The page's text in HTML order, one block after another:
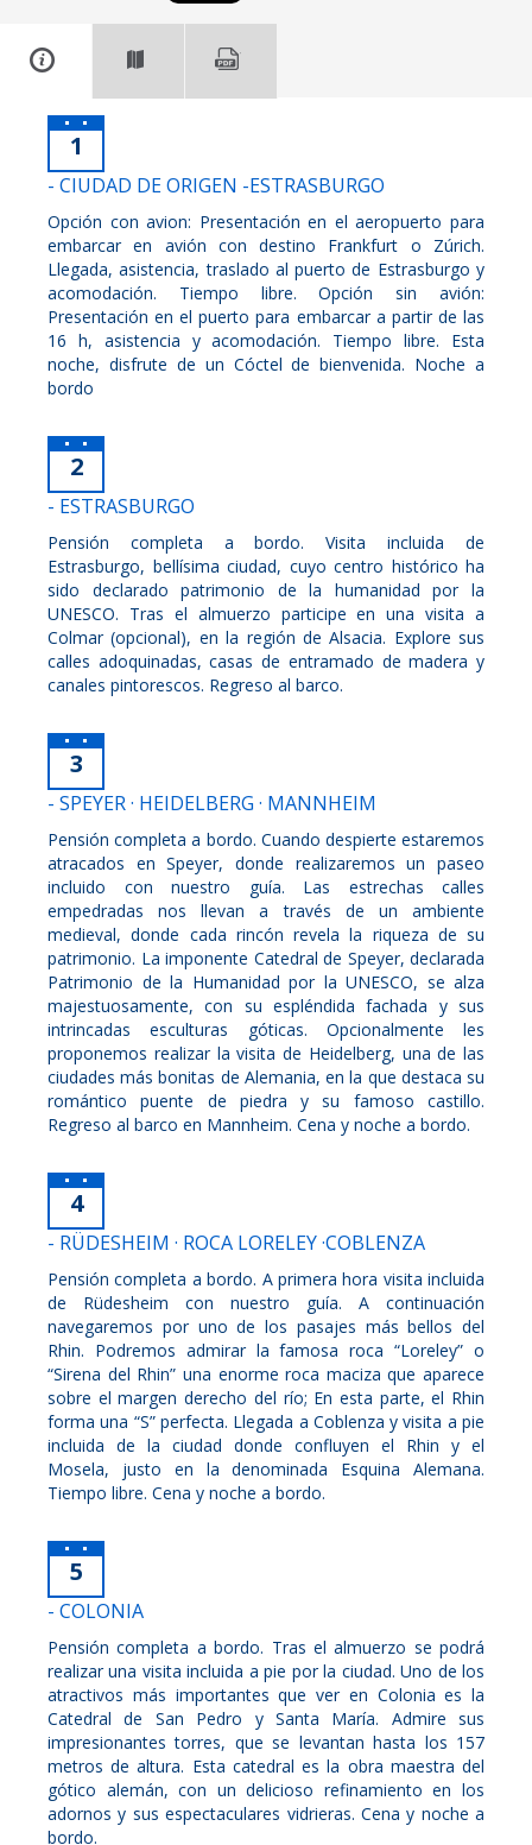
1
- CIUDAD DE ORIGEN -ESTRASBURGO
Opción con avion: Presentación en el aeropuerto para
embarcar en avión con destino Frankfurt o Zúrich.
Llegada, asistencia, traslado al puerto de Estrasburgo y
acomodación. Tiempo libre. Opción sin avión:
Presentación en el puerto para embarcar a partir de las
16 h, asistencia y acomodación. Tiempo libre. Esta
noche, disfrute de un Cóctel de bienvenida. Noche a
bordo
2
- ESTRASBURGO
Pensión completa a bordo. Visita incluida de
Estrasburgo, bellísima ciudad, cuyo centro histórico ha
sido declarado patrimonio de la humanidad por la
UNESCO. Tras el almuerzo participe en una visita a
Colmar (opcional), en la región de Alsacia. Explore sus
calles adoquinadas, casas de entramado de madera y
canales pintorescos. Regreso al barco.
3
- SPEYER · HEIDELBERG · MANNHEIM
Pensión completa a bordo. Cuando despierte estaremos
atracados en Speyer, donde realizaremos un paseo
incluido con nuestro guía. Las estrechas calles
empedradas nos llevan a través de un ambiente
medieval, donde cada rincón revela la riqueza de su
patrimonio. La imponente Catedral de Speyer, declarada
Patrimonio de la Humanidad por la UNESCO, se alza
majestuosamente, con su espléndida fachada y sus
intrincadas esculturas góticas. Opcionalmente les
proponemos realizar la visita de Heidelberg, una de las
ciudades más bonitas de Alemania, en la que destaca su
romántico puente de piedra y su famoso castillo.
Regreso al barco en Mannheim. Cena y noche a bordo.
4
- RÜDESHEIM · ROCA LORELEY ·COBLENZA
Pensión completa a bordo. A primera hora visita incluida
de Rüdesheim con nuestro guía. A continuación
navegaremos por uno de los pasajes más bellos del
Rhin. Podremos admirar la famosa roca “Loreley” o
“Sirena del Rhin” una enorme roca maciza que aparece
sobre el margen derecho del río; En esta parte, el Rhin
forma una “S” perfecta. Llegada a Coblenza y visita a pie
incluida de la ciudad donde confluyen el Rhin y el
Mosela, justo en la denominada Esquina Alemana.
Tiempo libre. Cena y noche a bordo.
5
- COLONIA
Pensión completa a bordo. Tras el almuerzo se podrá
realizar una visita incluida a pie por la ciudad. Uno de los
atractivos más importantes que ver en Colonia es la
Catedral de San Pedro y Santa María. Admire sus
impresionantes torres, que se levantan hasta los 157
metros de altura. Esta catedral es la obra maestra del
gótico alemán, con un delicioso refinamiento en los
adornos y sus espectaculares vidrieras. Cena y noche a
bordo.